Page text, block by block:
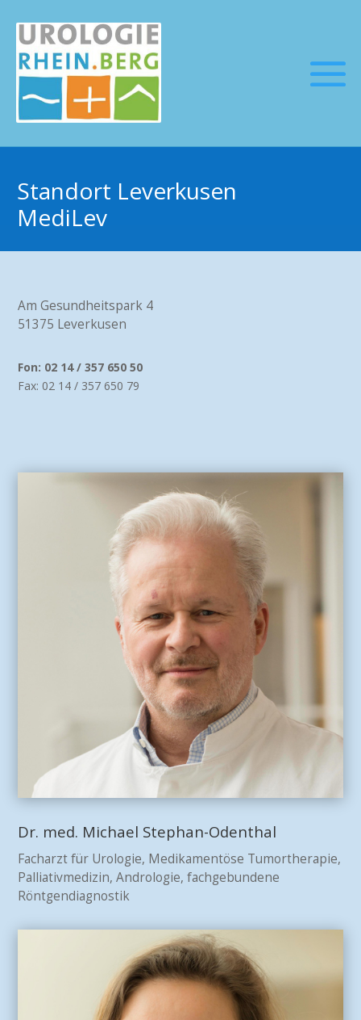
Standort Leverkusen
MediLev
Am Gesundheitspark 4
51375 Leverkusen
Fon: 02 14 / 357 650 50
Fax: 02 14 / 357 650 79
Dr. med. Michael Stephan-Odenthal
Facharzt für Urologie, Medikamentöse Tumortherapie,
Palliativmedizin, Andrologie, fachgebundene
Röntgendiagnostik